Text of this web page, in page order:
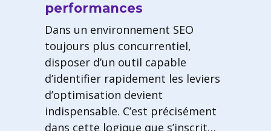
performances
Dans un environnement SEO
toujours plus concurrentiel,
disposer d’un outil capable
d’identifier rapidement les leviers
d’optimisation devient
indispensable. C’est précisément
dans cette logique que s’inscrit…